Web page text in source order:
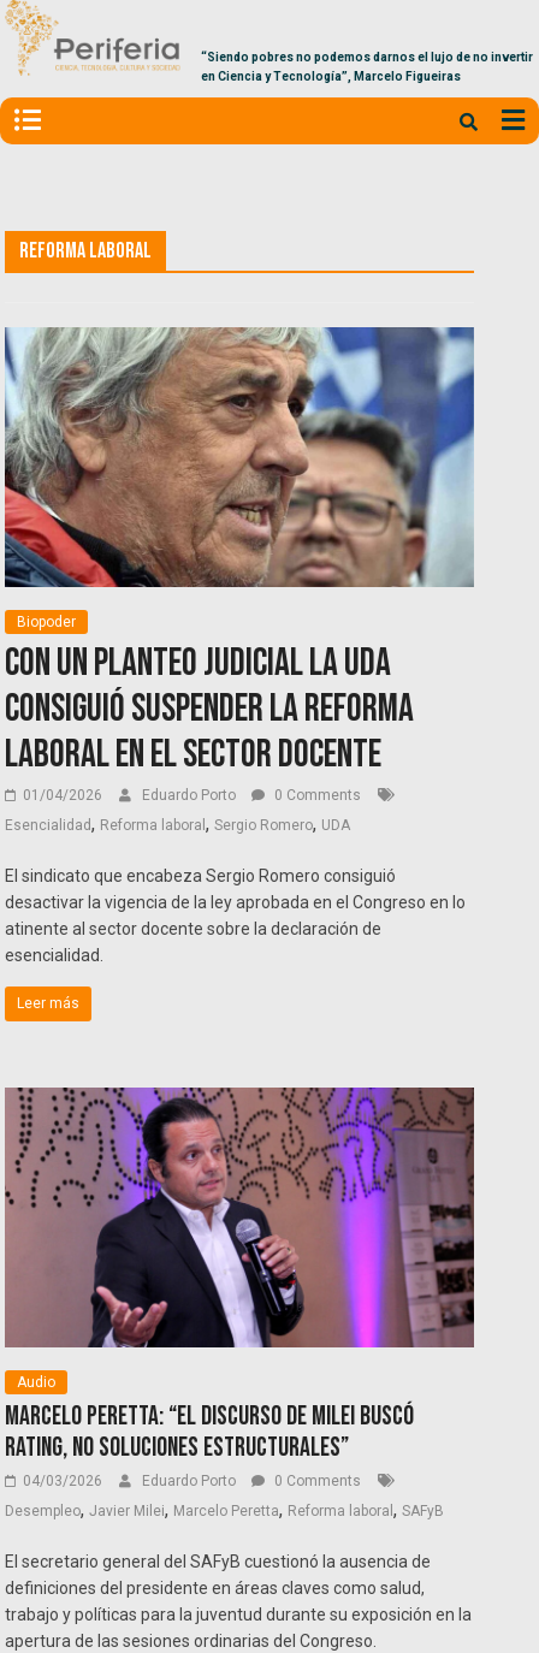
“Siendo pobres no podemos darnos el lujo de no invertir
en Ciencia y Tecnología”, Marcelo Figueiras
Reforma laboral
Biopoder
Con un planteo judicial la UDA
consiguió suspender la reforma
laboral en el sector docente
01/04/2026 Eduardo Porto
0 Comments
Esencialidad, Reforma laboral,Sergio Romero, UDA
El sindicato que encabeza Sergio Romero consiguió
desactivar la vigencia de la ley aprobada en el Congreso en lo
atinente al sector docente sobre la declaración de
esencialidad.
Leer más
Audio
Marcelo Peretta: “El discurso de Milei buscó
rating, no soluciones estructurales”
04/03/2026 Eduardo Porto
0 Comments
Desempleo,Javier Milei, Marcelo Peretta, Reforma laboral,SAFyB
El secretario general del SAFyB cuestionó la ausencia de
definiciones del presidente en áreas claves como salud,
trabajo y políticas para la juventud durante su exposición en la
apertura de las sesiones ordinarias del Congreso.